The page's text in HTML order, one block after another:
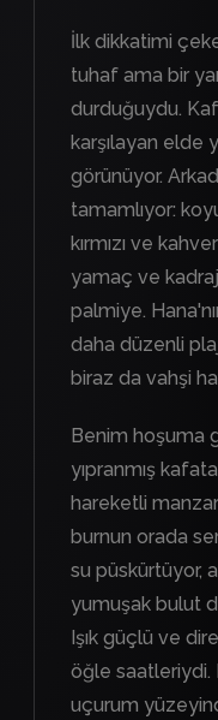
İlk dikkatimi
tuhaf ama bir
durduğuydu.
karşılayan elde
görünüyor.
tamamlıyor:
kırmızı ve
yamaç ve
palmiye.
daha düzenli
biraz da vahşi
Benim hoşuma
yıpranmış
hareketli
burnun orada
su püskürtüyor,
yumuşak bulut
Işık güçlü ve
öğle saatleriydi.
uçurum